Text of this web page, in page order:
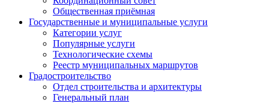
Общественная приёмная
Государственные и муниципальные услуги
Категории услуг
Популярные услуги
Технологические схемы
Реестр муниципальных маршрутов
Градостроительство
Отдел строительства и архитектуры
Генеральный план